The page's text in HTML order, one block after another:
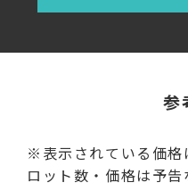
参
※表示されている価格
ロット数・価格は予